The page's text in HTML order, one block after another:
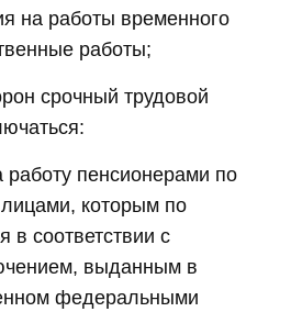
на работы временного
работы;
срочный трудовой
пенсионерами по
лицами, которым по
в соответствии с
выданным в
федеральными